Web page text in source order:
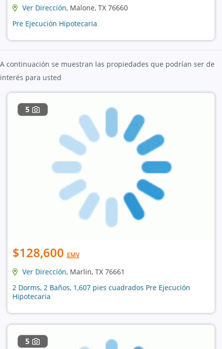
Ver Dirección, Malone, TX 76660
Pre Ejecución Hipotecaria
A continuación se muestran las propiedades que podrían ser de
interés para usted
5
$128,600 EMV
Ver Dirección, Marlin, TX 76661
2 Dorms, 2 Baños, 1,607 pies cuadrados Pre Ejecución
Hipotecaria
5